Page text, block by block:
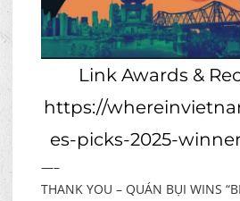
Link Awards &
https://
es-picks-2025-
—–
THANK YOU – QUÁN BỤI WINS